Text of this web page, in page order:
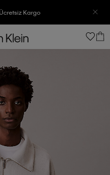
Kargo
6 Taksit İmkanı